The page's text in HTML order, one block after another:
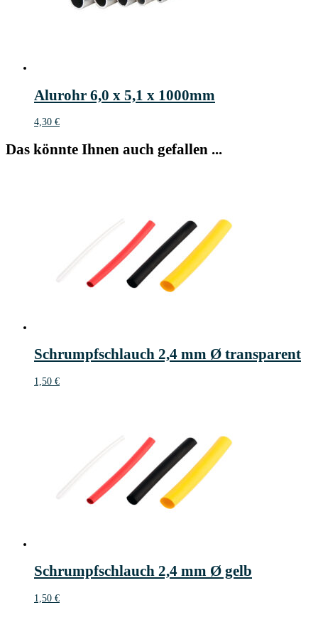
Alurohr 6,0 x 5,1 x 1000mm
4,30 €
Das könnte Ihnen auch gefallen ...
Schrumpfschlauch 2,4 mm Ø transparent
1,50 €
Schrumpfschlauch 2,4 mm Ø gelb
1,50 €